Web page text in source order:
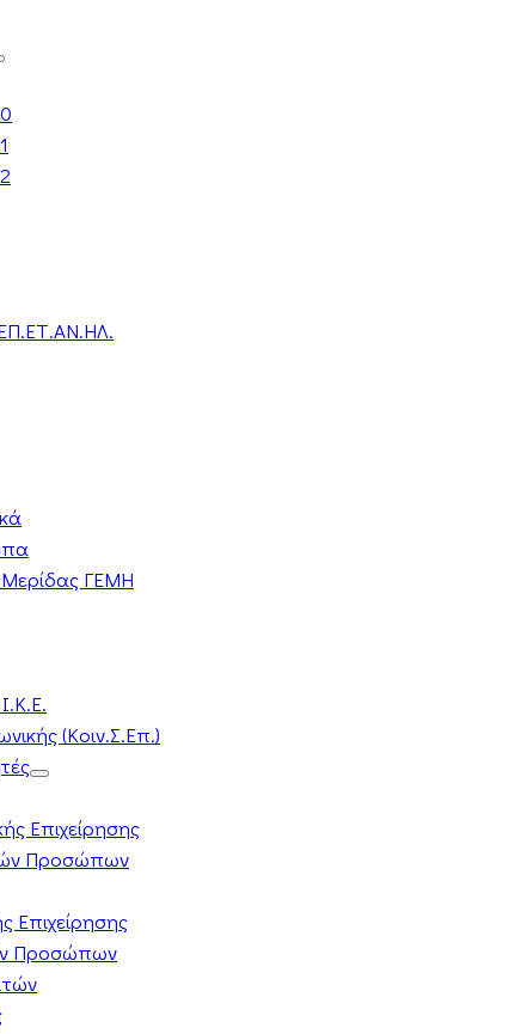
ΕΠ.ΕΤ.ΑΝ.ΗΛ.
ΓΕΜΗ
(Κοιν.Σ.Επ.)
Επιχείρησης
Προσώπων
Επιχείρησης
Προσώπων